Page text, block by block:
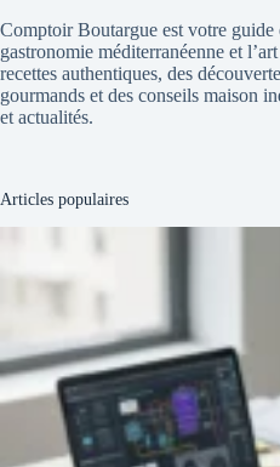
Comptoir Boutargue est votre
gastronomie méditerranéenne et
recettes authentiques, des
gourmands et des conseils maison
et actualités.
Articles populaires